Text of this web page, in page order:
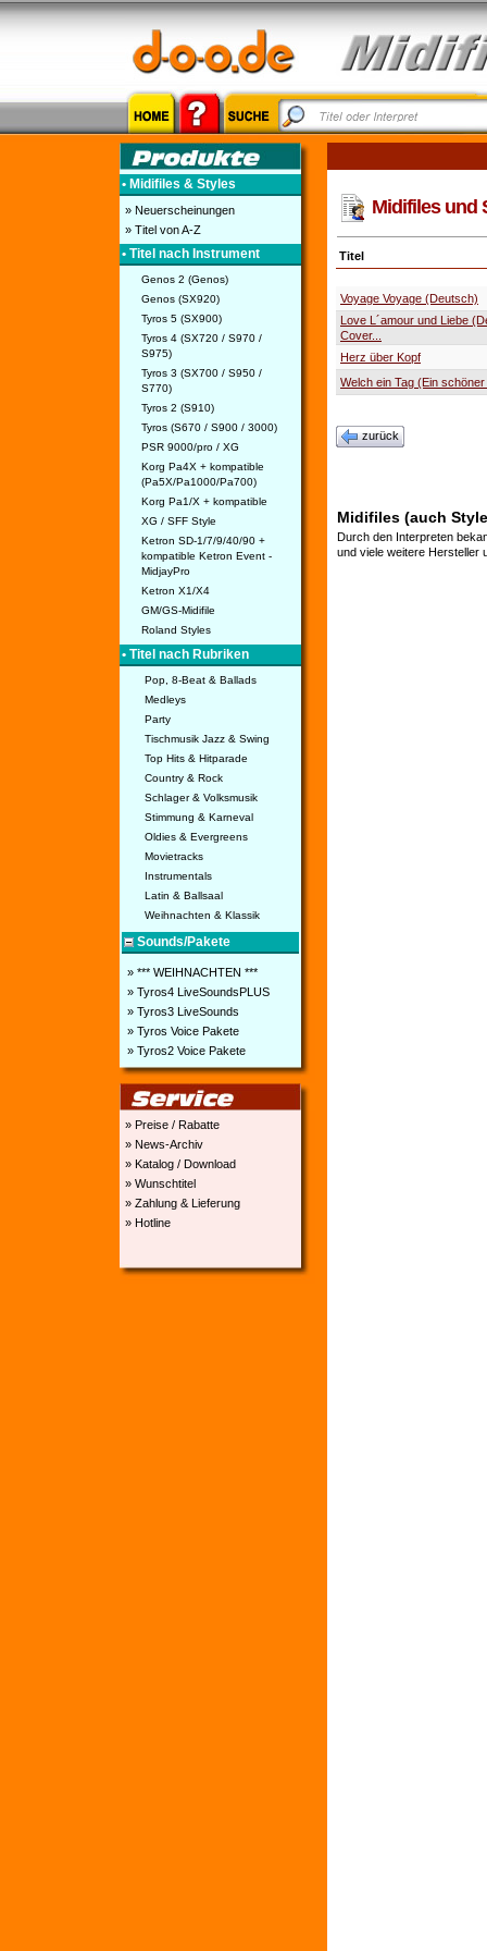
• Midifiles & Styles
» Neuerscheinungen
» Titel von A-Z
• Titel nach Instrument
Genos 2 (Genos)
Genos (SX920)
Tyros 5 (SX900)
Tyros 4 (SX720 / S970 /
S975)
Tyros 3 (SX700 / S950 /
S770)
Tyros 2 (S910)
Tyros (S670 / S900 / 3000)
PSR 9000/pro / XG
Korg Pa4X + kompatible
(Pa5X/Pa1000/Pa700)
Korg Pa1/X + kompatible
XG / SFF Style
Ketron SD-1/7/9/40/90 +
kompatible Ketron Event -
MidjayPro
Ketron X1/X4
GM/GS-Midifile
Roland Styles
• Titel nach Rubriken
Pop, 8-Beat & Ballads
Medleys
Party
Tischmusik Jazz & Swing
Top Hits & Hitparade
Country & Rock
Schlager & Volksmusik
Stimmung & Karneval
Oldies & Evergreens
Movietracks
Instrumentals
Latin & Ballsaal
Weihnachten & Klassik
Sounds/Pakete
» *** WEIHNACHTEN ***
» Tyros4 LiveSoundsPLUS
» Tyros3 LiveSounds
» Tyros Voice Pakete
» Tyros2 Voice Pakete
» Preise / Rabatte
» News-Archiv
» Katalog / Download
» Wunschtitel
» Zahlung & Lieferung
» Hotline
Midifiles und
Titel
Voyage Voyage (Deutsch)
Love L´amour und Liebe
Cover...
Herz über Kopf
Welch ein Tag (Ein schöner
zurück
Midifiles (auch
Durch den Interpreten
und viele weitere Hersteller